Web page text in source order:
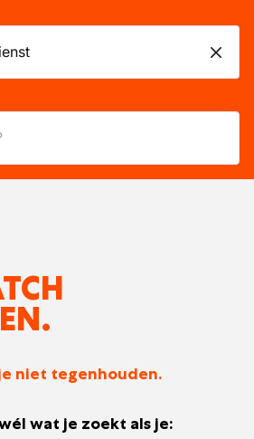
niet tegenhouden.
wat je zoekt als je: